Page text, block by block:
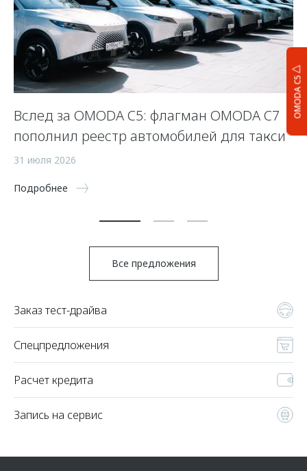
OMODA C5
Вслед за OMODA C5: флагман OMODA C7
пополнил реестр автомобилей для такси
31 июля 2026
Подробнее
Все предложения
Заказ тест-драйва
Спецпредложения
Расчет кредита
Запись на сервис